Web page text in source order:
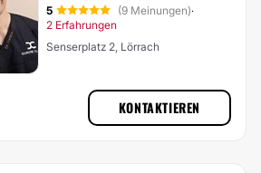
5 (9 Meinungen)·
2 Erfahrungen
Senserplatz 2, Lörrach
KONTAKTIEREN